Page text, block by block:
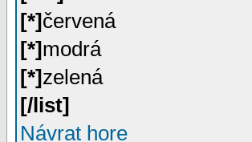
[*] červená
[*] modrá
[*] zelená
[/list]
Návrat hore